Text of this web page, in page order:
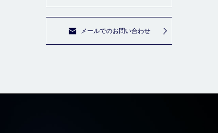
メールでのお問い合わせ